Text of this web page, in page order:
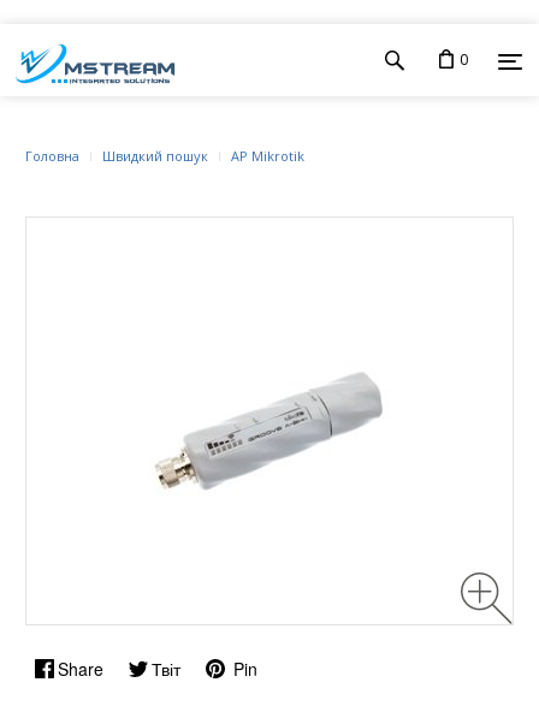
0
Головна Швидкий пошук AP Mikrotik
Share Твіт Pin